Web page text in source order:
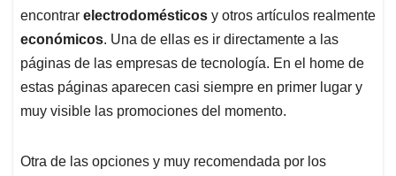
encontrar electrodomésticos y otros artículos realmente
económicos. Una de ellas es ir directamente a las
páginas de las empresas de tecnología. En el home de
estas páginas aparecen casi siempre en primer lugar y
muy visible las promociones del momento.
Otra de las opciones y muy recomendada por los